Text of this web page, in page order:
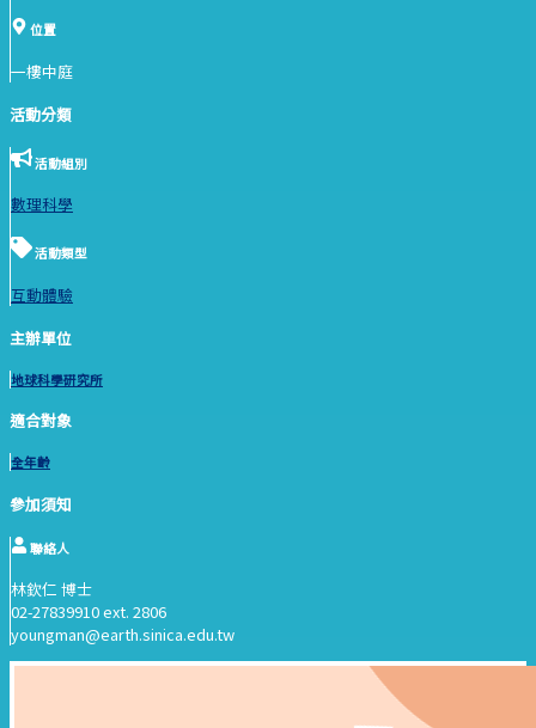
位置
一樓中庭
活動分類
活動組別
數理科學
活動類型
互動體驗
主辦單位
地球科學研究所
適合對象
全年齡
參加須知
聯絡人
林欽仁 博士
02-27839910 ext. 2806
youngman@earth.sinica.edu.tw